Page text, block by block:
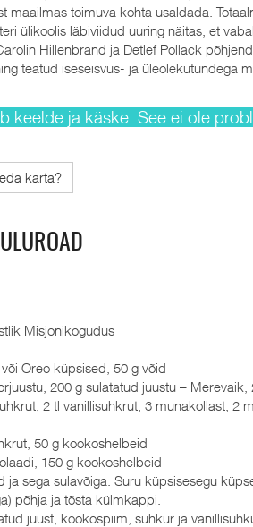
maailmas toimuva kohta usaldada.
ülikoolis läbiviidud uuring näitas, et
Hillenbrand ja Detlef Pollack
teatud iseseisvus- ja üleolekutundega
keelde ja käske. See ei ole
karta?
Misjonikogudus
Oreo küpsised, 50 g võid
200 g sulatatud juustu – Merevaik,
2 tl vanillisuhkrut, 3 munakollast, 2
50 g kookoshelbeid
150 g kookoshelbeid
ja sega sulavõiga. Suru küpsisesegu
põhja ja tõsta külmkappi.
juust, kookospiim, suhkur ja